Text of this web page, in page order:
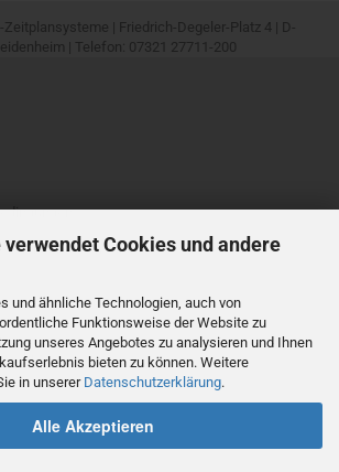
verwendet Cookies und andere
und ähnliche Technologien, auch von
Funktionsweise der Website zu
unseres Angebotes zu analysieren und Ihnen
bieten zu können. Weitere
in unserer Datenschutzerklärung.
Alle Akzeptieren
| Friedrich-Degeler-Platz 4 | D-
| Telefon: 07321 27711-200
Widerrufsformular